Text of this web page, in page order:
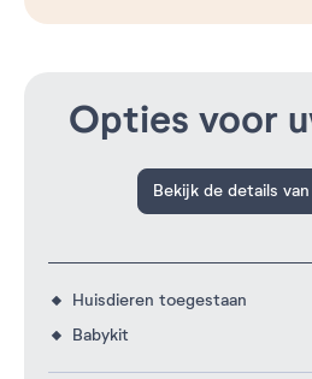
Opties voor
Bekijk de details
Huisdieren toegestaan
Babykit